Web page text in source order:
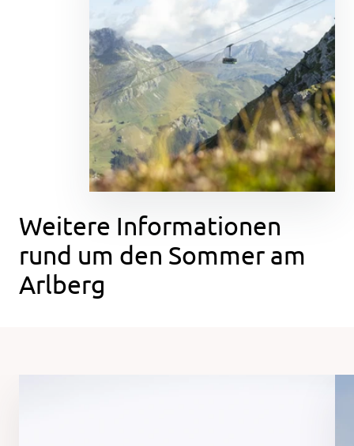
Weitere Informationen
rund um den Sommer am
Arlberg